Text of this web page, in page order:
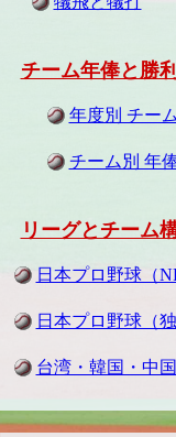
チーム年俸と勝
年度別 チー
チーム別 年
リーグとチーム
日本プロ野球（
日本プロ野球（
台湾・韓国・中